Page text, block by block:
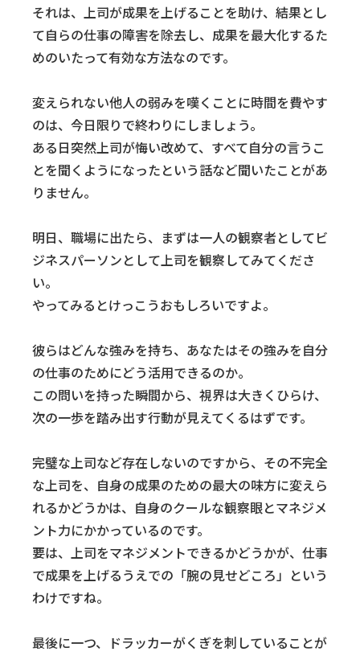
それは、上司が成果を上げることを助け、結果とし
て自らの仕事の障害を除去し、成果を最大化するた
めのいたって有効な方法なのです。
変えられない他人の弱みを嘆くことに時間を費やす
のは、今日限りで終わりにしましょう。
ある日突然上司が悔い改めて、すべて自分の言うこ
とを聞くようになったという話など聞いたことがあ
りません。
明日、職場に出たら、まずは一人の観察者としてビ
ジネスパーソンとして上司を観察してみてくださ
い。
やってみるとけっこうおもしろいですよ。
彼らはどんな強みを持ち、あなたはその強みを自分
の仕事のためにどう活用できるのか。
この問いを持った瞬間から、視界は大きくひらけ、
次の一歩を踏み出す行動が見えてくるはずです。
完璧な上司など存在しないのですから、その不完全
な上司を、自身の成果のための最大の味方に変えら
れるかどうかは、自身のクールな観察眼とマネジメ
ント力にかかっているのです。
要は、上司をマネジメントできるかどうかが、仕事
で成果を上げるうえでの「腕の見せどころ」という
わけですね。
最後に一つ、ドラッカーがくぎを刺していることが